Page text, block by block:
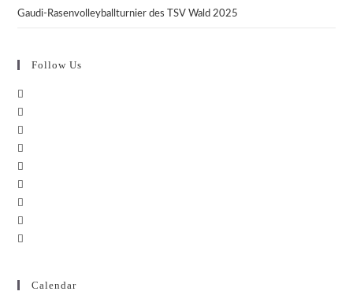
Gaudi-Rasenvolleyballturnier des TSV Wald 2025
Follow Us
Calendar